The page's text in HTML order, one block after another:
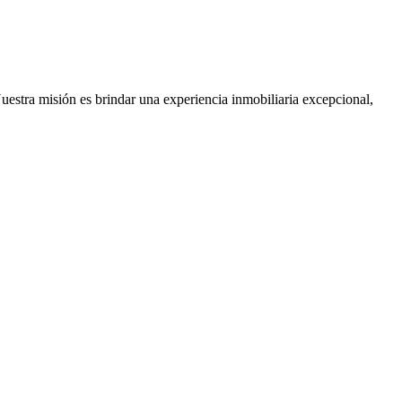
misión es brindar una experiencia inmobiliaria excepcional,